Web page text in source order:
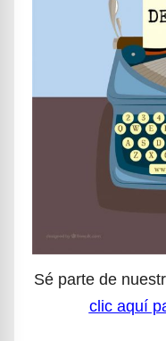
Sé parte de
clic aquí